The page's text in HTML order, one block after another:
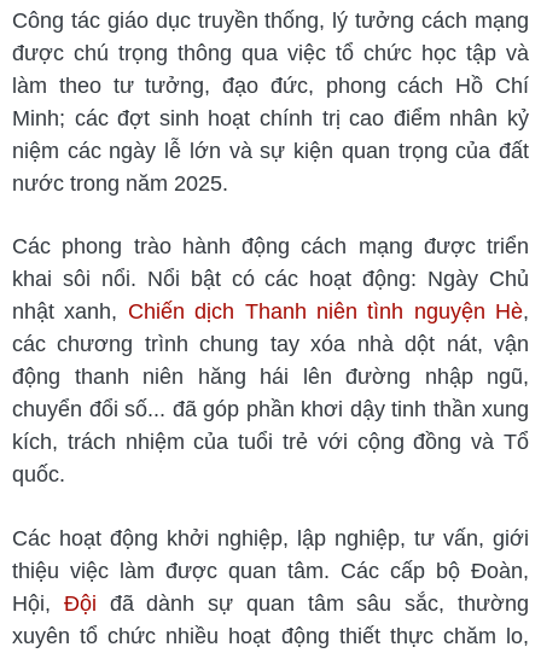
Công tác giáo dục truyền thống, lý tưởng cách mạng
được chú trọng thông qua việc tổ chức học tập và
làm theo tư tưởng, đạo đức, phong cách Hồ Chí
Minh; các đợt sinh hoạt chính trị cao điểm nhân kỷ
niệm các ngày lễ lớn và sự kiện quan trọng của đất
nước trong năm 2025.
Các phong trào hành động cách mạng được triển
khai sôi nổi. Nổi bật có các hoạt động: Ngày Chủ
nhật xanh, Chiến dịch Thanh niên tình nguyện Hè,
các chương trình chung tay xóa nhà dột nát, vận
động thanh niên hăng hái lên đường nhập ngũ,
chuyển đổi số... đã góp phần khơi dậy tinh thần xung
kích, trách nhiệm của tuổi trẻ với cộng đồng và Tổ
quốc.
Các hoạt động khởi nghiệp, lập nghiệp, tư vấn, giới
thiệu việc làm được quan tâm. Các cấp bộ Đoàn,
Hội, Đội đã dành sự quan tâm sâu sắc, thường
xuyên tổ chức nhiều hoạt động thiết thực chăm lo,